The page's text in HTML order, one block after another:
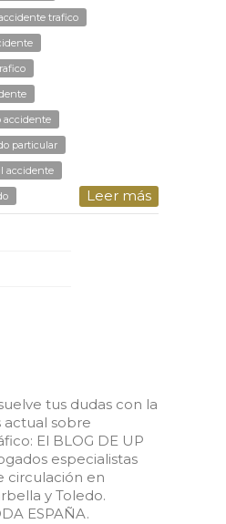
trafico
accidente
particular
accidente
Leer más
tus dudas con la
actual sobre
El BLOG DE UP
especialistas
circulación en
y Toledo.
ESPAÑA.